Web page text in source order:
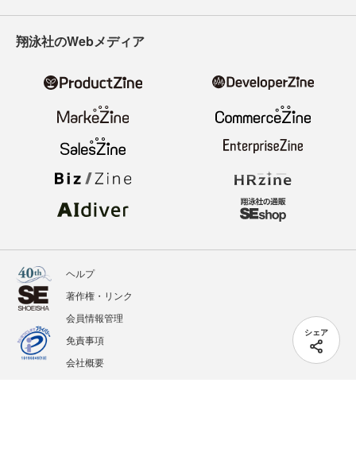
シェア
翔泳社のWebメディア
ヘルプ
著作権・リンク
会員情報管理
免責事項
会社概要